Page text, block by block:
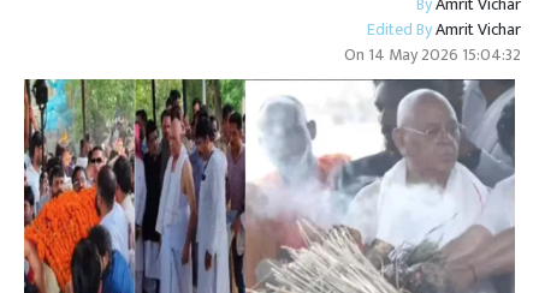
Edited ByAmrit Vichar
On 14 May 2026 15:04:32